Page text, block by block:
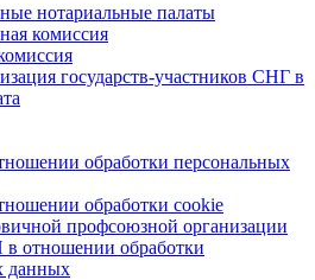
нотариальные палаты
комиссия
государств-участников СНГ в
обработки персональных
обработки cookie
профсоюзной организации
отношении обработки
данных